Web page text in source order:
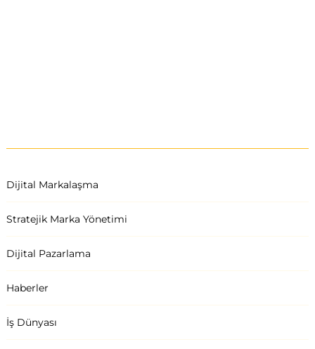
Dijital Markalaşma
Stratejik Marka Yönetimi
Dijital Pazarlama
Haberler
İş Dünyası